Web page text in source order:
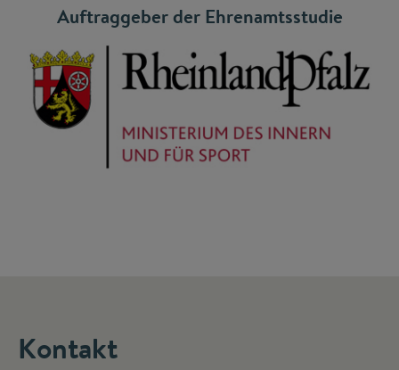
Auftraggeber der Ehrenamtsstudie
Kontakt